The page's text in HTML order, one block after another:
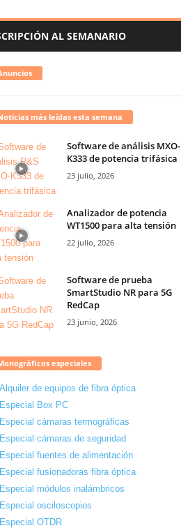
AL SEMANARIO
más leídas esta semana
Software de análisis MXO-
K333 de potencia trifásica
23 julio, 2026
Analizador de potencia
WT1500 para alta tensión
22 julio, 2026
Software de prueba
SmartStudio NR para 5G
RedCap
23 junio, 2026
especiales
Alquiler de equipos de fibra óptica
Especial Box PC
Especial cámaras termográficas
Especial cámaras de seguridad
Especial fuentes de alimentación
Especial fusionadoras fibra óptica
Especial módulos inalámbricos
Especial osciloscopios
Especial OTDR